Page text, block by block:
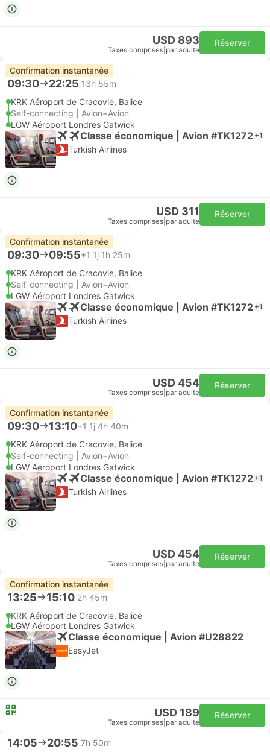
USD 893
Taxes comprises par adulte
Réserver
Confirmation instantanée
09:30 22:25 13h 55m
KRK Aéroport de Cracovie, Balice
Self-connecting | Avion+Avion
LGW Aéroport Londres Gatwick
Classe économique | Avion #TK1272 +1
Turkish Airlines
USD 311
Taxes comprises par adulte
Réserver
Confirmation instantanée
09:30 09:55+1 1j 1h 25m
KRK Aéroport de Cracovie, Balice
Self-connecting | Avion+Avion
LGW Aéroport Londres Gatwick
Classe économique | Avion #TK1272 +1
Turkish Airlines
USD 454
Taxes comprises par adulte
Réserver
Confirmation instantanée
09:30 13:10+1 1j 4h 40m
KRK Aéroport de Cracovie, Balice
Self-connecting | Avion+Avion
LGW Aéroport Londres Gatwick
Classe économique | Avion #TK1272 +1
Turkish Airlines
USD 454
Taxes comprises par adulte
Réserver
Confirmation instantanée
13:25 15:10 2h 45m
KRK Aéroport de Cracovie, Balice
LGW Aéroport Londres Gatwick
Classe économique | Avion #U28822
EasyJet
USD 189
Taxes comprises par adulte
Réserver
14:05 20:55 7h 50m